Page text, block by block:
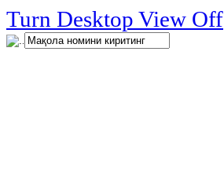
Turn Desktop View Off
.